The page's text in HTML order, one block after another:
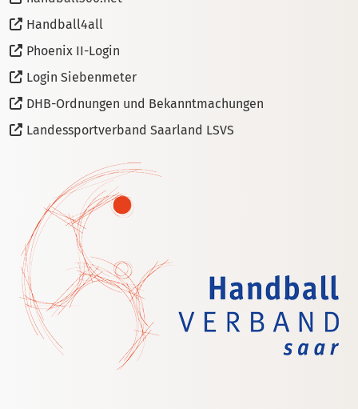
Handball4all
Phoenix II-Login
Login Siebenmeter
DHB-Ordnungen und Bekanntmachungen
Landessportverband Saarland LSVS